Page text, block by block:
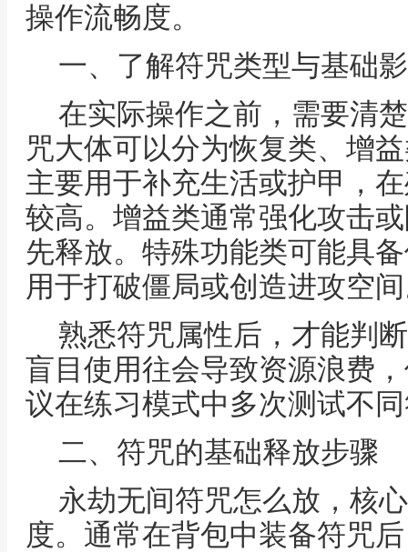
操作流畅度。
一、了解符咒类型与基础
在实际操作之前，需要清
咒大体可以分为恢复类、增
主要用于补充生活或护甲，
较高。增益类通常强化攻击
先释放。特殊功能类可能具
用于打破僵局或创造进攻空
熟悉符咒属性后，才能判
盲目使用往会导致资源浪费
议在练习模式中多次测试不
二、符咒的基础释放步骤
永劫无间符咒怎么放，核
度。通常在背包中装备符咒